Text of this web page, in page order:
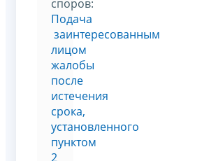
споров:
Подача
заинтересованным
лицом
жалобы
после
истечения
срока,
установленного
пунктом
2